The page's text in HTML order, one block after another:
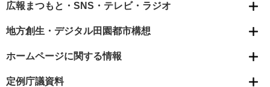
広報まつもと・SNS・テレビ・ラジオ
地方創生・デジタル田園都市構想
ホームページに関する情報
定例庁議資料